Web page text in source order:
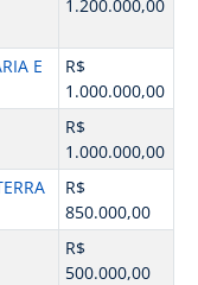
1.200.000,00
E
R$
1.000.000,00
R$
1.000.000,00
R$
850.000,00
R$
500.000,00